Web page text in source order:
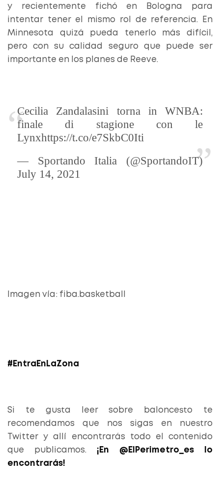
y recientemente fichó en Bologna para
intentar tener el mismo rol de referencia. En
Minnesota quizá pueda tenerlo más difícil,
pero con su calidad seguro que puede ser
importante en los planes de Reeve.
Cecilia Zandalasini torna in WNBA:
finale di stagione con le
Lynxhttps://t.co/e7SkbC0Iti
— Sportando Italia (@SportandoIT)
July 14, 2021
Imagen vía: fiba.basketball
#EntraEnLaZona
Si te gusta leer sobre baloncesto te
recomendamos que nos sigas en nuestro
Twitter y allí encontrarás todo el contenido
que publicamos. ¡En @ElPerimetro_es lo
encontrarás!